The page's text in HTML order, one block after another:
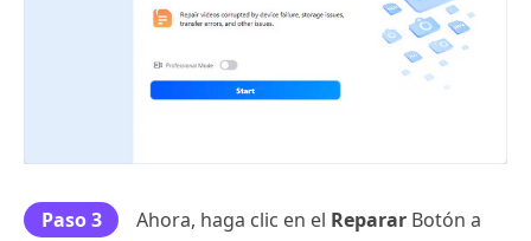
Paso 3 Ahora, haga clic en el Reparar Botón a